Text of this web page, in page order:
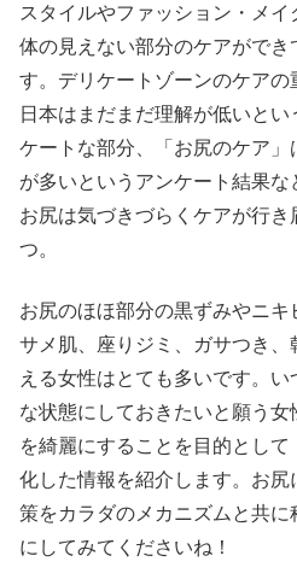
スタイルやファッション・メ
体の見えない部分のケアがで
す。デリケートゾーンのケアの
日本はまだまだ理解が低いと
ケートな部分、「お尻のケア
が多いというアンケート結果
お尻は気づきづらくケアが行き
つ。
お尻のほほ部分の黒ずみやニ
サメ肌、座りジミ、ガサつき
える女性はとても多いです。
な状態にしておきたいと願う
を綺麗にすることを目的とし
化した情報を紹介します。お
策をカラダのメカニズムと共
にしてみてくださいね！